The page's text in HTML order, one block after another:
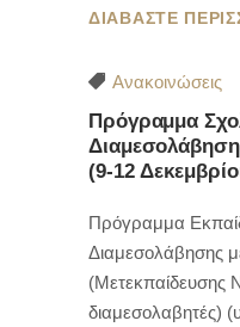
ΔΙΑΒΑΣΤΕ
Ανακοινώσεις
Πρόγραμμα
(9-12
Πρόγραμμα
Διαμεσολάβησης
(Μετεκπαίδευσης
διαμεσολαβητές)